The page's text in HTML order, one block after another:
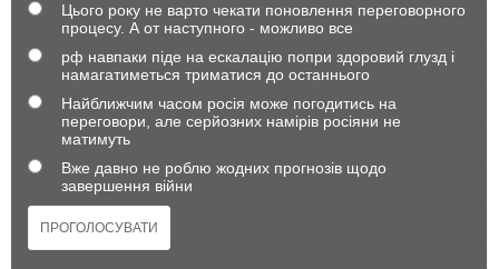
Цього року не варто чекати поновлення переговорного
процесу. А от наступного - можливо все
рф навпаки піде на ескалацію попри здоровий глузд і
намагатиметься триматися до останнього
Найближчим часом росія може погодитись на
переговори, але серйозних намірів росіяни не
матимуть
Вже давно не роблю жодних прогнозів щодо
завершення війни